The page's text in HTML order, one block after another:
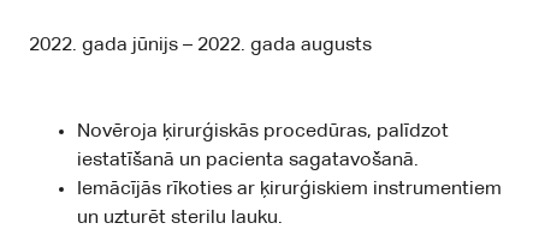
2022. gada jūnijs – 2022. gada augusts
Novēroja ķirurģiskās procedūras, palīdzot
iestatīšanā un pacienta sagatavošanā.
Iemācījās rīkoties ar ķirurģiskiem instrumentiem
un uzturēt sterilu lauku.